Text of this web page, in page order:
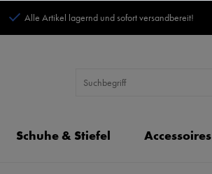
Alle Artikel lagernd und sofort versandbereit!
Schuhe & Stiefel Accessoires